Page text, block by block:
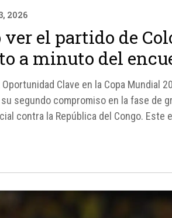
2026
el partido de
a minuto del
Clave en la Copa Mundial
segundo compromiso en la fase de
contra la República del Congo. Este